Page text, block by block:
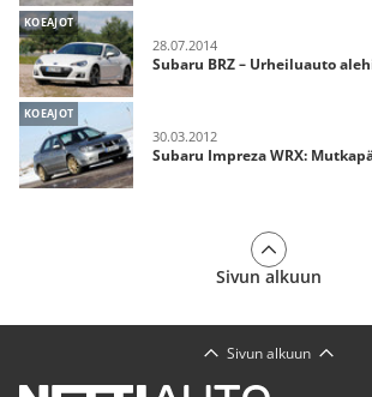
KOEAJOT
28.07.2014
Subaru BRZ – Urheiluauto
KOEAJOT
30.03.2012
Subaru Impreza WRX:
Sivun alkuun
Sivun alkuun